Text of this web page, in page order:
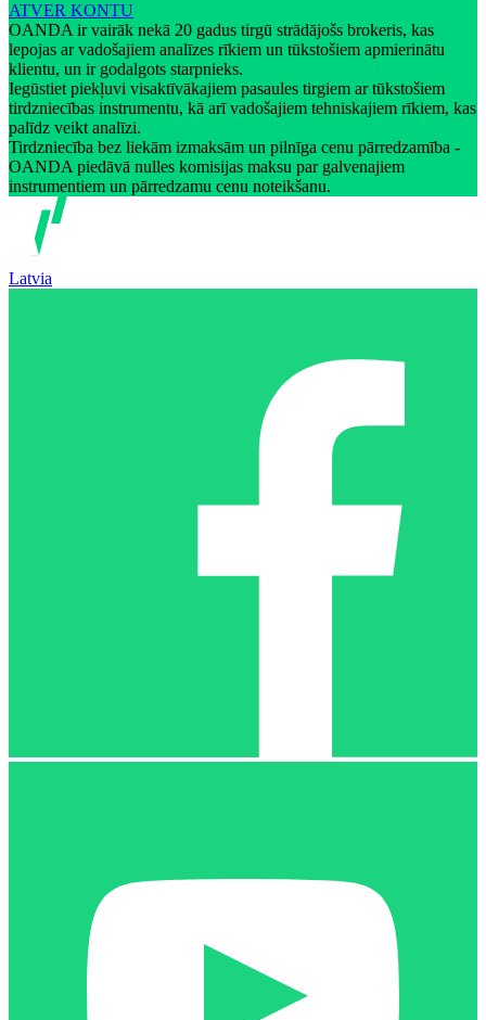
ATVER KONTU
OANDA ir vairāk nekā 20 gadus tirgū strādājošs brokeris, kas
lepojas ar vadošajiem analīzes rīkiem un tūkstošiem apmierinātu
klientu, un ir godalgots starpnieks.
Iegūstiet piekļuvi visaktīvākajiem pasaules tirgiem ar tūkstošiem
tirdzniecības instrumentu, kā arī vadošajiem tehniskajiem rīkiem, kas
palīdz veikt analīzi.
Tirdzniecība bez liekām izmaksām un pilnīga cenu pārredzamība -
OANDA piedāvā nulles komisijas maksu par galvenajiem
instrumentiem un pārredzamu cenu noteikšanu.
Latvia